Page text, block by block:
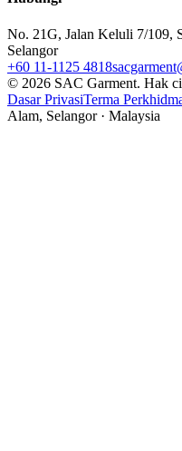
No. 21G, Jalan Keluli 7/109,
Selangor
+60 11-1125 4818
© 2026 SAC Garment. Hak
Dasar PrivasiTerma
Alam, Selangor · Malaysia